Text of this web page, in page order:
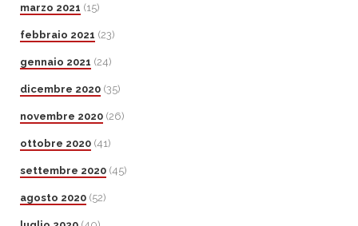
marzo 2021 (15)
febbraio 2021 (23)
gennaio 2021 (24)
dicembre 2020 (35)
novembre 2020 (26)
ottobre 2020 (41)
settembre 2020 (45)
agosto 2020 (52)